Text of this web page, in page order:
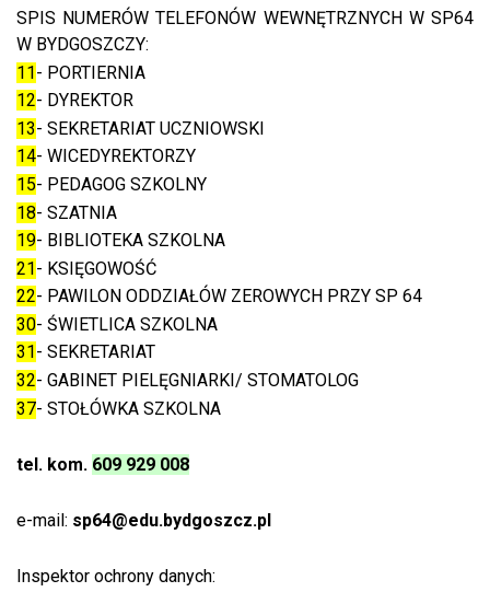
SPIS NUMERÓW TELEFONÓW WEWNĘTRZNYCH W SP64
W BYDGOSZCZY:
11- PORTIERNIA
12- DYREKTOR
13- SEKRETARIAT UCZNIOWSKI
14- WICEDYREKTORZY
15- PEDAGOG SZKOLNY
18- SZATNIA
19- BIBLIOTEKA SZKOLNA
21- KSIĘGOWOŚĆ
22- PAWILON ODDZIAŁÓW ZEROWYCH PRZY SP 64
30- ŚWIETLICA SZKOLNA
31 - SEKRETARIAT
32- GABINET PIELĘGNIARKI/ STOMATOLOG
37- STOŁÓWKA SZKOLNA
tel. kom. 609 929 008
e-mail: sp64@edu.bydgoszcz.pl
Inspektor ochrony danych: